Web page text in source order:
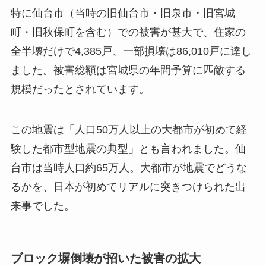
特に仙台市（当時の旧仙台市・旧泉市・旧宮城
町・旧秋保町を含む）での被害が甚大で、住家の
全半壊だけで4,385戸、一部損壊は86,010戸に達し
ました。被害総額は宮城県の年間予算に匹敵する
規模だったとされています。
この地震は「人口50万人以上の大都市が初めて経
験した都市型地震の典型」とも言われました。仙
台市は当時人口約65万人。大都市が地震でどうな
るかを、日本が初めてリアルに突きつけられた出
来事でした。
ブロック塀倒壊が招いた被害の拡大